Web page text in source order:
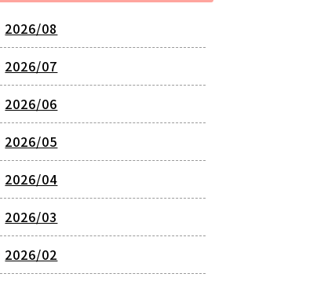
2026/08
2026/07
2026/06
2026/05
2026/04
2026/03
2026/02